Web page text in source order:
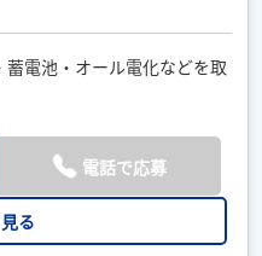
蓄電池・オール電化などを取
電話で応募
る